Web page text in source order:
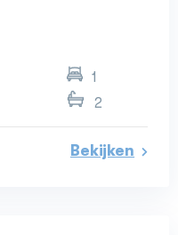
1
2
Bekijken